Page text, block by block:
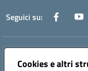
Cookies e altri
Seguici su:
Indirizzo:
Centralino:0882 331218